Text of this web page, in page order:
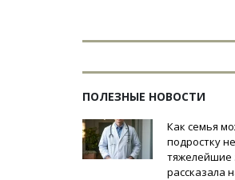
ПОЛЕЗНЫЕ НОВОСТИ
Как семья
подростку
тяжелейшие
рассказала